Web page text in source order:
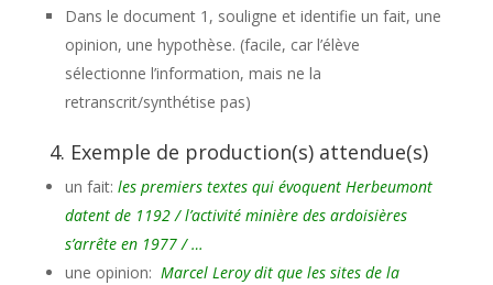
Dans le document 1, souligne et identifie un fait, une
opinion, une hypothèse. (facile, car l’élève
sélectionne l’information, mais ne la
retranscrit/synthétise pas)
4. Exemple de production(s) attendue(s)
un fait: les premiers textes qui évoquent Herbeumont
datent de 1192 / l’activité minière des ardoisières
s’arrête en 1977 / …
une opinion: Marcel Leroy dit que les sites de la